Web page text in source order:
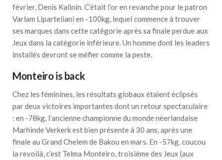
février, Denis Kalinin. C’était l’or en revanche pour le patron
Varlam Liparteliani en -100kg, lequel commence à trouver
ses marques dans cette catégorie après sa finale perdue aux
Jeux dans la catégorie inférieure. Un homme dont les leaders
installés devront se méfier comme la peste.
Monteiro is back
Chez les féminines, les résultats globaux étaient éclipsés
par deux victoires importantes dont un retour spectaculaire
: en -78kg, l’ancienne championne du monde néerlandaise
Marhinde Verkerk est bien présente à 30 ans, après une
finale au Grand Chelem de Bakou en mars. En -57kg, coucou
la revoilà, c’est Telma Monteiro, troisième des Jeux (aux